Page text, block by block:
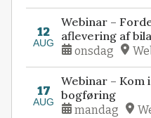
12
AUG
Webinar –
aflevering af
onsdag
17
AUG
Webinar – Kom
bogføring
mandag